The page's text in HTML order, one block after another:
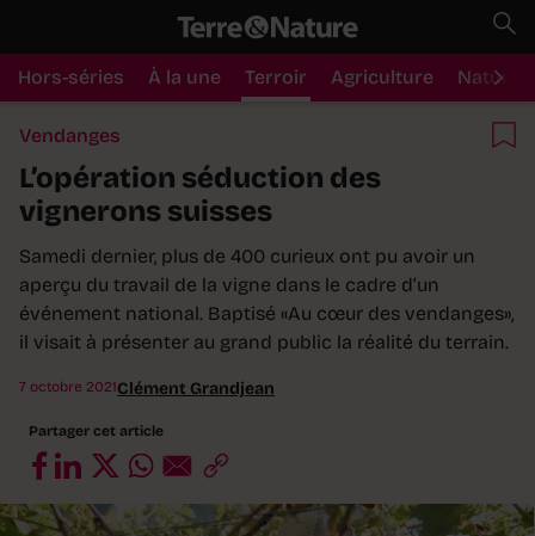
Hors-séries À la une Terroir Agriculture Nature
Vendanges
L’opération séduction des
vignerons suisses
Samedi dernier, plus de 400 curieux ont pu avoir un
aperçu du travail de la vigne dans le cadre d’un
événement national. Baptisé «Au cœur des vendanges»,
il visait à présenter au grand public la réalité du terrain.
7 octobre 2021Clément Grandjean
Partager cet article